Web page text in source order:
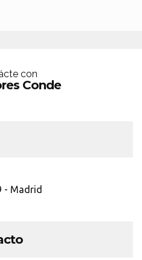
con
Conde
- Madrid